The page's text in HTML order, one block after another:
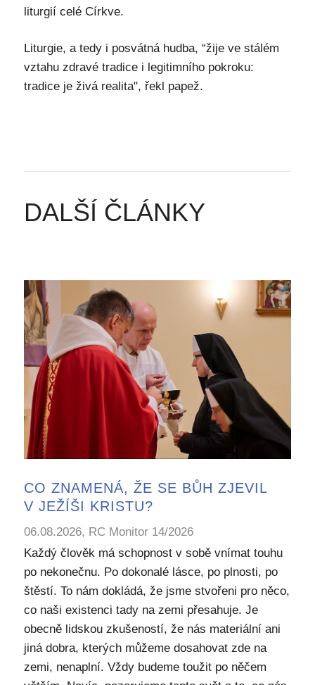
liturgií celé Církve.
Liturgie, a tedy i posvátná hudba, “žije ve stálém
vztahu zdravé tradice i legitimního pokroku:
tradice je živá realita", řekl papež.
DALŠÍ ČLÁNKY
CO ZNAMENÁ, ŽE SE BŮH ZJEVIL
V JEŽÍŠI KRISTU?
06.08.2026, RC Monitor 14/2026
Každý člověk má schopnost v sobě vnímat touhu
po nekonečnu. Po dokonalé lásce, po plnosti, po
štěstí. To nám dokládá, že jsme stvořeni pro něco,
co naši existenci tady na zemi přesahuje. Je
obecně lidskou zkušeností, že nás materiální ani
jiná dobra, kterých můžeme dosahovat zde na
zemi, nenaplní. Vždy budeme toužit po něčem